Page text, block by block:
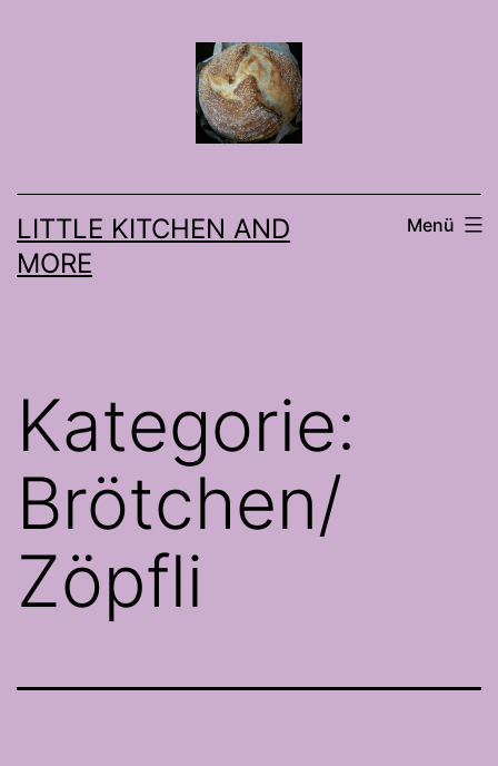
LITTLE KITCHEN AND
MORE
Menü
Kategorie:
Brötchen/
Zöpfli